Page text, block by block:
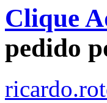
Clique
pedido